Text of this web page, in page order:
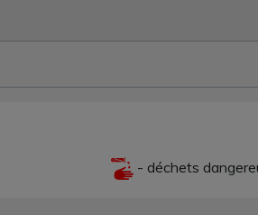
- déchets